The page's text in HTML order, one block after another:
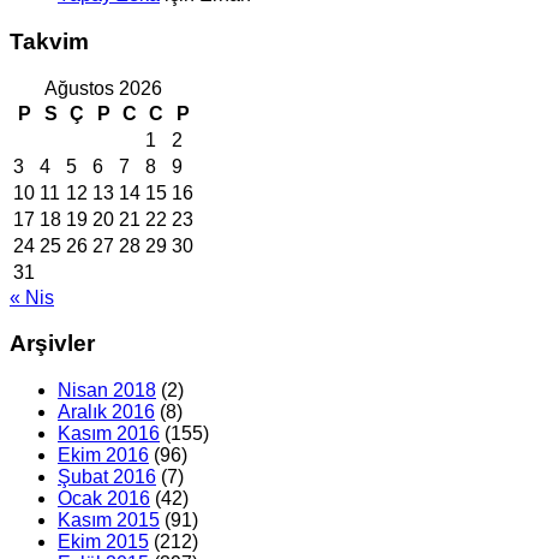
Takvim
Ağustos 2026
P
S Ç P C C
P
1
2
3
4 5 6 7 8
9
10 11 12 13 14 15 16
17 18 19 20 21 22 23
24 25 26 27 28 29 30
31
« Nis
Arşivler
Nisan 2018 (2)
Aralık 2016 (8)
Kasım 2016 (155)
Ekim 2016 (96)
Şubat 2016 (7)
Ocak 2016 (42)
Kasım 2015 (91)
Ekim 2015 (212)